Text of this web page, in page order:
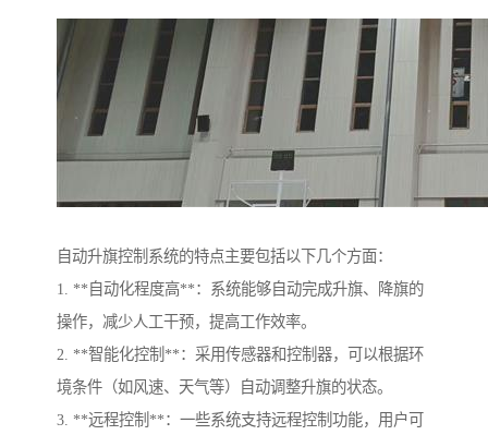
自动升旗控制系统的特点主要包括以下几个方面：
1. **自动化程度高**：系统能够自动完成升旗、降旗的
操作，减少人工干预，提高工作效率。
2. **智能化控制**：采用传感器和控制器，可以根据环
境条件（如风速、天气等）自动调整升旗的状态。
3. **远程控制**：一些系统支持远程控制功能，用户可